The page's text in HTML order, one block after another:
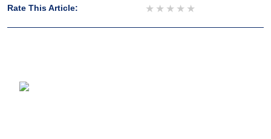
Rate This Article: 4 stars
3 stars
2 stars
1 star